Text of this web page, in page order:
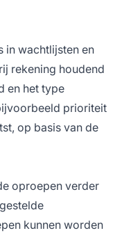
in wachtlijsten en
rekening houdend
en het type
prioriteit
op basis van de
oproepen verder
kunnen worden